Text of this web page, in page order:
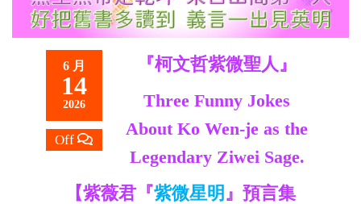
6 月
14
2026
Off
『柯文哲紫微聖人』
Three Funny Jokes
About Ko Wen-je as the
Legendary Ziwei Sage.
【紫薇君『紫微星明 』預言集